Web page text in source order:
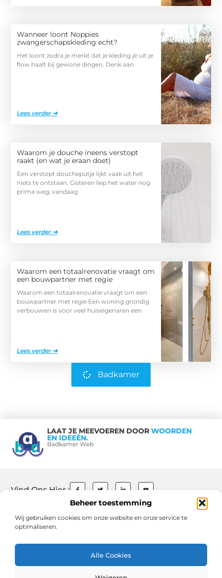
Beheer toestemming
Wij gebruiken cookies om onze website en onze service te
optimaliseren.
Alle Cookies
Wanneer loont Noppies
zwangerschapskleding echt?
Het loont zodra je merkt dat je kleding je uit je
flow haalt bij gewone dingen. Denk aan
Lees verder ➜
Waarom je douche ineens verstopt
raakt (en wat je eraan doet)
Een verstopt doucheputje lijkt vaak uit het
niets te ontstaan. Gisteren liep het water nog
prima weg, vandaag
Lees verder ➜
Waarom een totaalrenovatie vraagt om
een bouwpartner met regie
Waarom een totaalrenovatie vraagt om een
bouwpartner met regie Een woning grondig
verbouwen is voor veel huiseigenaren een
Lees verder ➜
Badkamer
LAAT JE MEEVOEREN DOOR WOORDEN
EN IDEEËN.
Badkamer Web
Vind Ons Hier :
Website index Cookiebeleid (EU)
Goede Backlinks: De Sleutel tot Succesvolle SEO en Hogere Rankings